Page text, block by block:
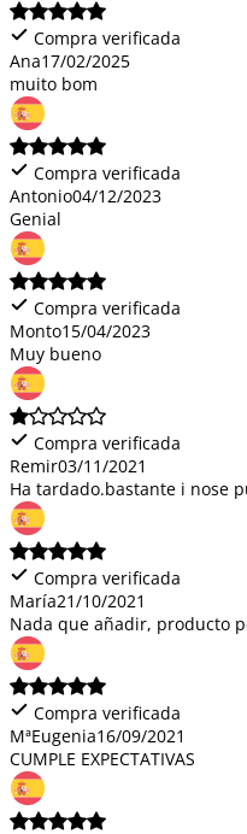
Compra verificada
Ana17/02/2025
muito bom
Compra verificada
Antonio04/12/2023
Genial
Compra verificada
Monto15/04/2023
Muy bueno
Compra verificada
Remir03/11/2021
Ha tardado.bastante i nose
Compra verificada
María21/10/2021
Nada que añadir, producto
Compra verificada
MªEugenia16/09/2021
CUMPLE EXPECTATIVAS